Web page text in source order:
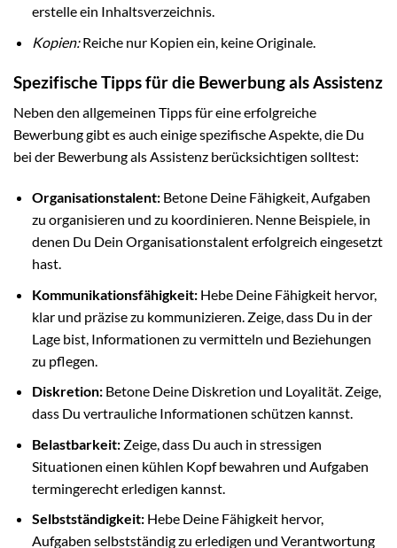
erstelle ein Inhaltsverzeichnis.
Kopien:Reiche nur Kopien ein, keine Originale.
Spezifische Tipps für die Bewerbung als Assistenz
Neben den allgemeinen Tipps für eine erfolgreiche
Bewerbung gibt es auch einige spezifische Aspekte, die Du
bei der Bewerbung als Assistenz berücksichtigen solltest:
Organisationstalent:Betone Deine Fähigkeit, Aufgaben
zu organisieren und zu koordinieren. Nenne Beispiele, in
denen Du Dein Organisationstalent erfolgreich eingesetzt
hast.
Kommunikationsfähigkeit:Hebe Deine Fähigkeit hervor,
klar und präzise zu kommunizieren. Zeige, dass Du in der
Lage bist, Informationen zu vermitteln und Beziehungen
zu pflegen.
Diskretion:Betone Deine Diskretion und Loyalität. Zeige,
dass Du vertrauliche Informationen schützen kannst.
Belastbarkeit:Zeige, dass Du auch in stressigen
Situationen einen kühlen Kopf bewahren und Aufgaben
termingerecht erledigen kannst.
Selbstständigkeit:Hebe Deine Fähigkeit hervor,
Aufgaben selbstständig zu erledigen und Verantwortung